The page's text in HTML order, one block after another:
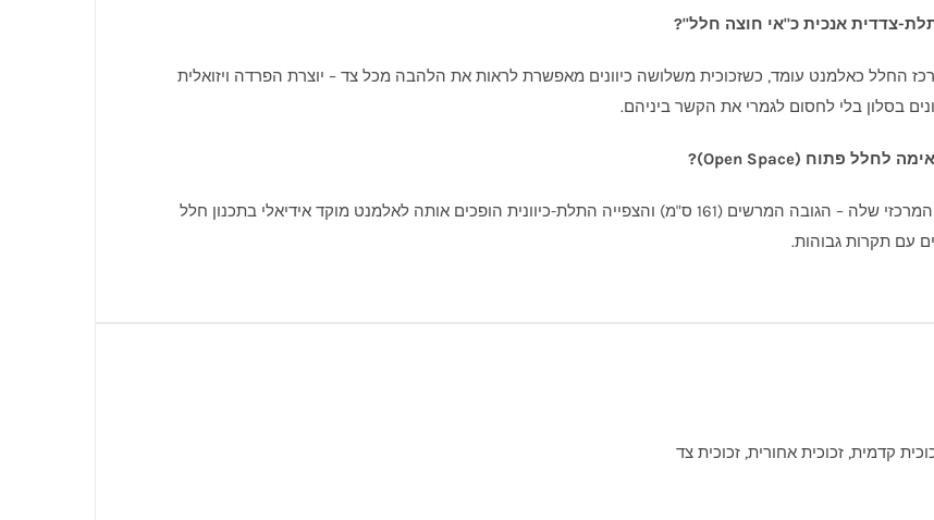
צדדית אנכית כ"אי חוצה חלל"?
החלל כאלמנט עומד, כשזכוכית משלושה כיוונים מאפשרת לראות את הלהבה מכל צד – יוצרת הפרדה ויזואלית
בסלון בלי לחסום לגמרי את הקשר ביניהם.
כן, זה בדיוק הייעוד המרכזי שלה – הגובה המרשים (161 ס"מ) והצפייה התלת-כיוונית הופכים אותה לאלמנט מוקד אידיאלי בתכנון חלל
עם תקרות גבוהות.
קדמית, זכוכית אחורית, זכוכית צד